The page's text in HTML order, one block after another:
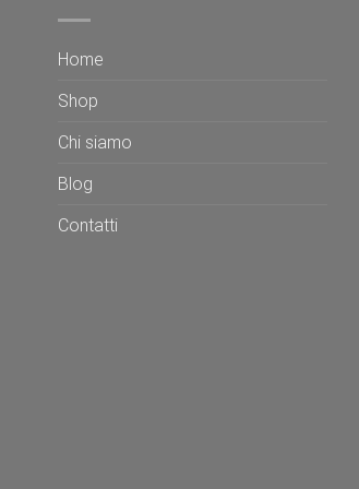
Home
Shop
Chi siamo
Blog
Contatti